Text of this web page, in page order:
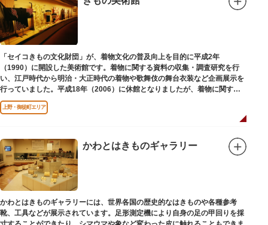
「セイコきもの文化財団」が、着物文化の普及向上を目的に平成2年
（1990）に開設した美術館です。着物に関する資料の収集・調査研究を行
い、江戸時代から明治・大正時代の着物や歌舞伎の舞台衣装など企画展示を
行っていました。平成18年（2006）に休館となりましたが、着物に関する
調査研究等は引き続き本財団で行っています。
平成18年（2006）に休館
上野・御徒町エリア
かわとはきものギャラリー
かわとはきものギャラリーには、世界各国の歴史的なはきものや各種参考
靴、工具などが展示されています。足形測定機により自身の足の甲回りを採